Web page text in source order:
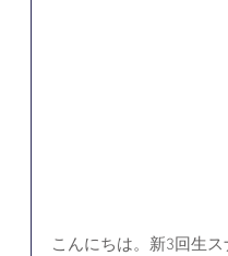
こんにちは。新3回生